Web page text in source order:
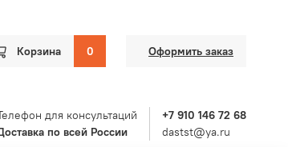
Корзина 0 Оформить заказ
для консультаций
по всей России
+7 910 146 72 68
dastst@ya.ru